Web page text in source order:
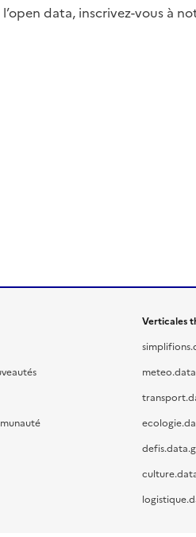
data, inscrivez-vous à
Verticales